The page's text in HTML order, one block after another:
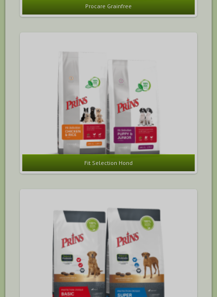
Procare Grainfree
Fit Selection Hond